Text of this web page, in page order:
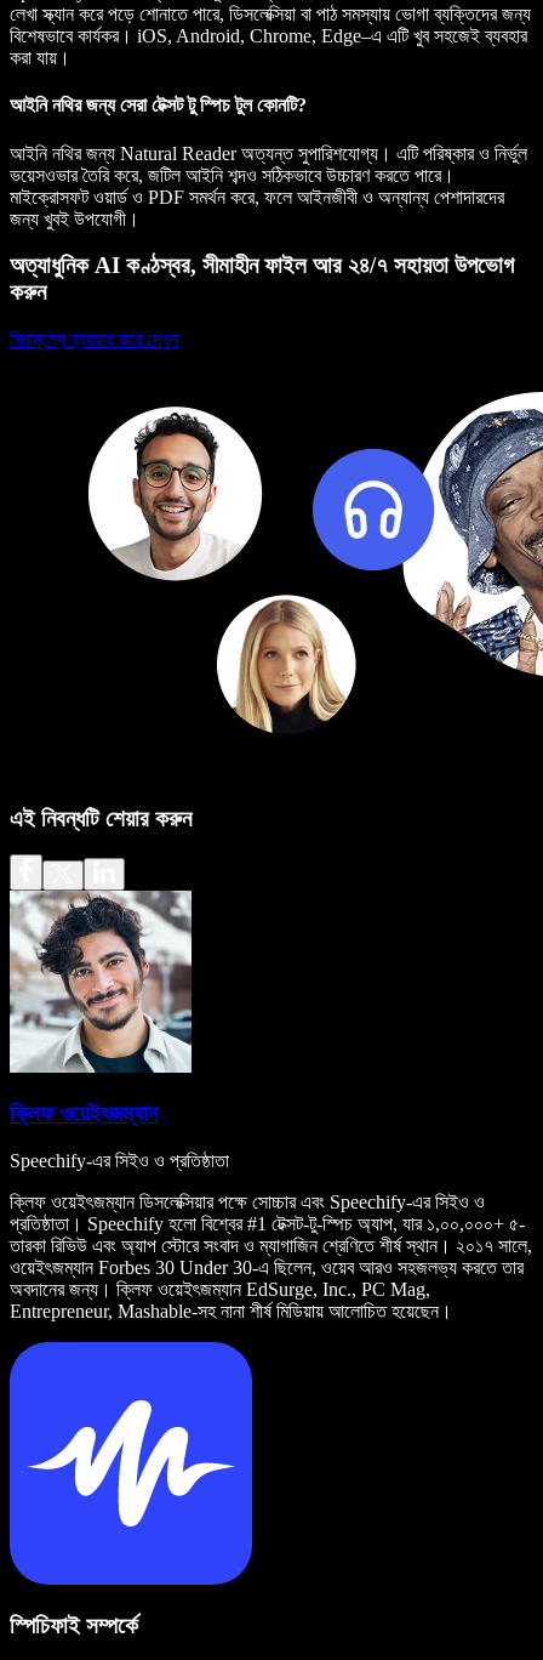
লেখা স্ক্যান করে পড়ে শোনাতে পারে, ডিসলেক্সিয়া বা পাঠ সমস্যায় ভোগা ব্যক্তিদের জন্য
বিশেষভাবে কার্যকর। iOS, Android, Chrome, Edge–এ এটি খুব সহজেই ব্যবহার
করা যায়।
আইনি নথির জন্য সেরা টেক্সট টু স্পিচ টুল কোনটি?
আইনি নথির জন্য Natural Reader অত্যন্ত সুপারিশযোগ্য। এটি পরিষ্কার ও নির্ভুল
ভয়েসওভার তৈরি করে, জটিল আইনি শব্দও সঠিকভাবে উচ্চারণ করতে পারে।
মাইক্রোসফট ওয়ার্ড ও PDF সমর্থন করে, ফলে আইনজীবী ও অন্যান্য পেশাদারদের
জন্য খুবই উপযোগী।
অত্যাধুনিক AI কণ্ঠস্বর, সীমাহীন ফাইল আর ২৪/৭ সহায়তা উপভোগ
করুন
বিনামূল্যে ব্যবহার করে দেখুন
এই নিবন্ধটি শেয়ার করুন
ক্লিফ ওয়েইৎজম্যান
Speechify-এর সিইও ও প্রতিষ্ঠাতা
ক্লিফ ওয়েইৎজম্যান ডিসলেক্সিয়ার পক্ষে সোচ্চার এবং Speechify-এর সিইও ও
প্রতিষ্ঠাতা। Speechify হলো বিশ্বের #1 টেক্সট-টু-স্পিচ অ্যাপ, যার ১,০০,০০০+ ৫-
তারকা রিভিউ এবং অ্যাপ স্টোরে সংবাদ ও ম্যাগাজিন শ্রেণিতে শীর্ষ স্থান। ২০১৭ সালে,
ওয়েইৎজম্যান Forbes 30 Under 30-এ ছিলেন, ওয়েব আরও সহজলভ্য করতে তার
অবদানের জন্য। ক্লিফ ওয়েইৎজম্যান EdSurge, Inc., PC Mag,
Entrepreneur, Mashable-সহ নানা শীর্ষ মিডিয়ায় আলোচিত হয়েছেন।
স্পিচিফাই সম্পর্কে